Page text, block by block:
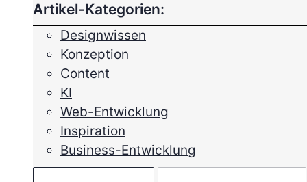
Artikel-Kategorien:
Designwissen
Konzeption
Content
KI
Web-Entwicklung
Inspiration
Business-Entwicklung